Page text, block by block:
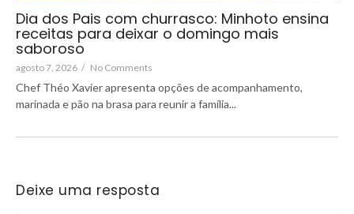
Dia dos Pais com churrasco: Minhoto ensina
receitas para deixar o domingo mais
saboroso
agosto 7, 2026 / No Comments
Chef Théo Xavier apresenta opções de acompanhamento,
marinada e pão na brasa para reunir a família...
Deixe uma resposta